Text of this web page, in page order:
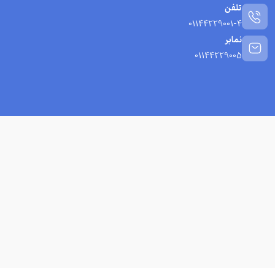
تلفن
01144229001-4
نمابر
01144229005